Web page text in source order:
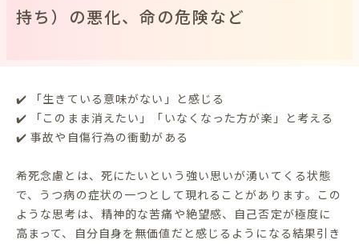
持ち）の悪化、命の危険など
✔️ 「生きている意味がない」と感じる
✔️ 「このまま消えたい」「いなくなった方が楽」と考える
✔️ 事故や自傷行為の衝動がある
希死念慮とは、死にたいという強い思いが湧いてくる状態
で、うつ病の症状の一つとして現れることがあります。この
ような思考は、精神的な苦痛や絶望感、自己否定が極度に
高まって、自分自身を無価値だと感じるようになる結果引き